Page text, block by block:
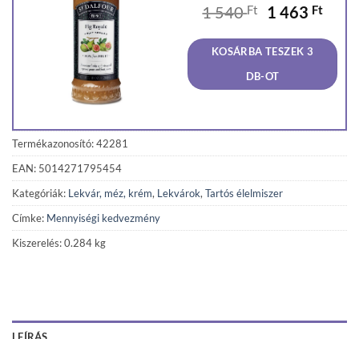
1 540Ft
Original
was:
1
540 Ft.
1 463 Ft
is:
463
KOSÁRBA TESZEK 3
DB-OT
Termékazonosító: 42281
EAN: 5014271795454
Kategóriák: Lekvár, méz, krém, Lekvárok, Tartós élelmiszer
Címke: Mennyiségi kedvezmény
Kiszerelés: 0.284 kg